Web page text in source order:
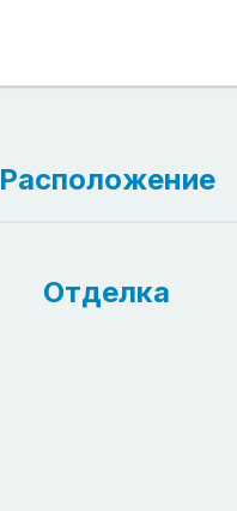
Расположение
Отделка